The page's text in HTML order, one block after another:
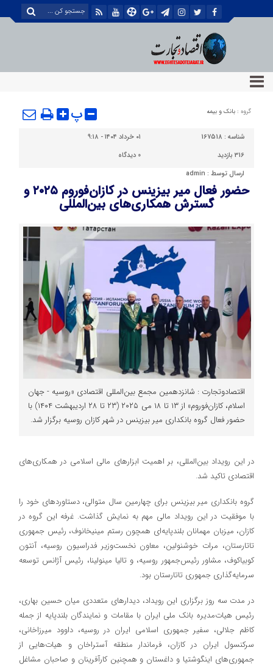
گروه : بانک و بیمه پ
شناسه : 167518
۰۱ خرداد ۱۴۰۴ - ۹:۱۸
316 بازدید
0 دیدگاه
ارسال توسط : admin
حضور فعال میر بیزینس در کازان‌فوروم ۲۰۲۵ و
گسترش همکاری‌های بین‌المللی
اقتصادوتجارت : شانزدهمین مجمع بین‌المللی اقتصادی «روسیه - جهان
اسلام، کازان‌فوروم» از ۱۳ تا ۱۸ می ۲۰۲۵ (۲۳ تا ۲۸ اردیبهشت ۱۴۰۴) با
حضور فعال گروه بانکداری میر بیزینس در شهر کازان روسیه برگزار شد.
در این رویداد بین‌المللی، بر اهمیت ابزارهای مالی اسلامی در همکاری‌های
اقتصادی تاکید شد.
گروه بانکداری میر بیزینس برای چهارمین سال متوالی، دستاوردهای خود را
با موفقیت در این رویداد مالی مهم به نمایش گذاشت. غرفه این گروه در
کازان، میزبان مهمانان بلندپایه‌ای همچون رستم مینیخانوف، رئیس جمهوری
تاتارستان، مرات خوشنولین، معاون نخست‌وزیر فدراسیون روسیه، آنتون
کوبیاکوف، مشاور رئیس‌جمهور روسیه، و تالیا مینولینا، رئیس آژانس توسعه
سرمایه‌گذاری جمهوری تاتارستان بود.
در مدت سه روز برگزاری این رویداد، دیدارهای متعددی میان حسین بهاری،
رئیس هیات‌مدیره بانک ملی ایران با مقامات و نمایندگان بلندپایه از جمله
کاظم جلالی، سفیر جمهوری اسلامی ایران در روسیه، داوود میرزاخانی،
سرکنسول ایران در کازان، فرماندار منطقه آستراخان و هیات‌هایی از
جمهوری‌های اینگوشتیا و داغستان و همچنین کارآفرینان و صاحبان مشاغل